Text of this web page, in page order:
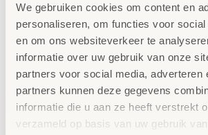
We gebruiken cookies om content en
personaliseren, om functies voor
en om ons websiteverkeer te
informatie over uw gebruik van onze
partners voor social media, adverteren
partners kunnen deze gegevens
informatie die u aan ze heeft verstrekt
verzameld op basis van uw gebruik
Waarom School
Maatwerk: ieder project start
en onze ervaring
Kwaliteit: al ons school- en
kinderopvangmeubilair is
voldoet aan GS- en TÜV-